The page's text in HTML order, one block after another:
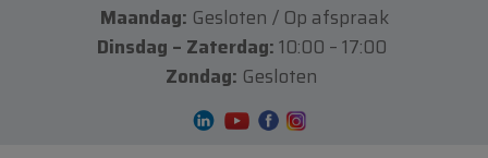
Maandag: Gesloten / Op afspraak
Dinsdag – Zaterdag:10:00 – 17:00
Zondag: Gesloten